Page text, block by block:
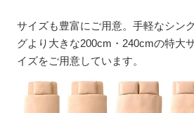
サイズも豊富にご用意。手軽なシン
グより大きな200cm・240cmの特大
イズをご用意しています。